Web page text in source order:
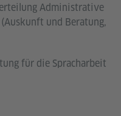
Administrative
und Beratung,
für die Spracharbeit